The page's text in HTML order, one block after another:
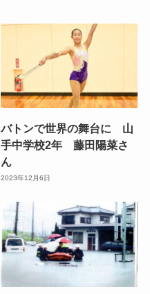
バトンで世界の舞台に 山
手中学校2年 藤田陽菜さ
ん
2023年12月6日